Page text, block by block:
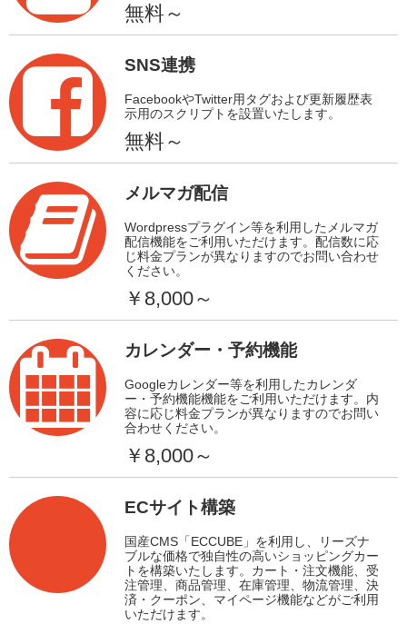
無料～
SNS連携
FacebookやTwitter用タグおよび更新履歴表
示用のスクリプトを設置いたします。
無料～
メルマガ配信
Wordpressプラグイン等を利用したメルマガ
配信機能をご利用いただけます。配信数に応
じ料金プランが異なりますのでお問い合わせ
ください。
￥8,000～
カレンダー・予約機能
Googleカレンダー等を利用したカレンダ
ー・予約機能機能をご利用いただけます。内
容に応じ料金プランが異なりますのでお問い
合わせください。
￥8,000～
ECサイト構築
国産CMS「ECCUBE」を利用し、リーズナ
ブルな価格で独自性の高いショッピングカー
トを構築いたします。カート・注文機能、受
注管理、商品管理、在庫管理、物流管理、決
済・クーポン、マイページ機能などがご利用
いただけます。